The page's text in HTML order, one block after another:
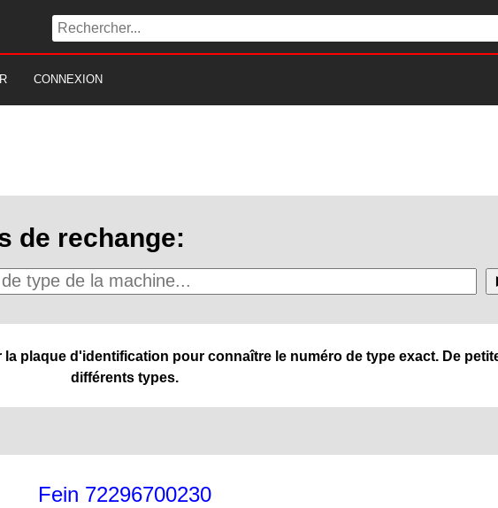
CONNEXION
de rechange:
plaque d'identification pour connaître le numéro de type exact. De
différents types.
Fein 72296700230